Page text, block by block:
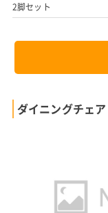
2脚セット
ダイニングチェ